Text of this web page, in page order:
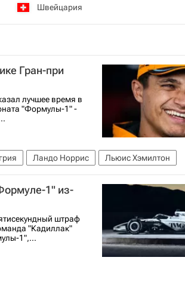
Швейцария
Гран-при
лучшее время в
"Формулы-1" -
Ландо Норрис
Льюис Хэмилтон
1" из-
штраф
"Кадиллак"
1",...